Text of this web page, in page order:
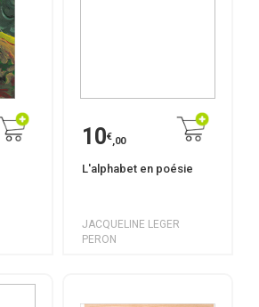
10€,00
L'alphabet en poésie
JACQUELINE LEGER
PERON